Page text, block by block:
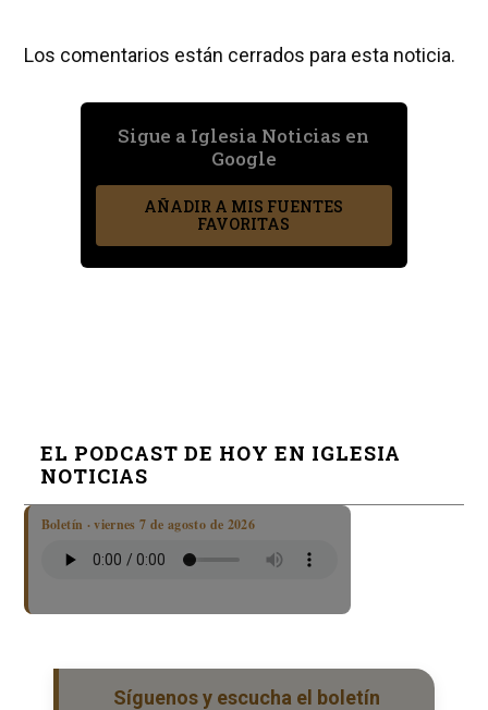
Los comentarios están cerrados para esta noticia.
Sigue a Iglesia Noticias en
Google
AÑADIR A MIS FUENTES
FAVORITAS
EL PODCAST DE HOY EN IGLESIA
NOTICIAS
Boletín · viernes 7 de agosto de 2026
Síguenos y escucha el boletín